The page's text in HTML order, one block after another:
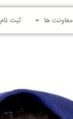
معاونت ها ثبت نام